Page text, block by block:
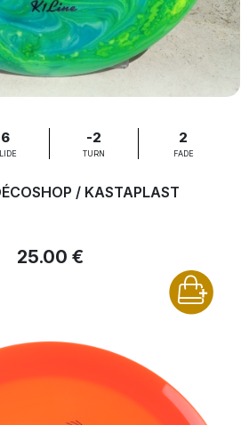
6 -2
TURN
2
FADE
/ KASTAPLAST
25.00 €